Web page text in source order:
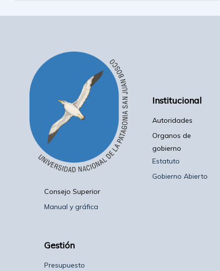
Institucional
Autoridades
Organos de
gobierno
Estatuto
Gobierno Abierto
Consejo Superior
Manual y gráfica
Gestión
Presupuesto